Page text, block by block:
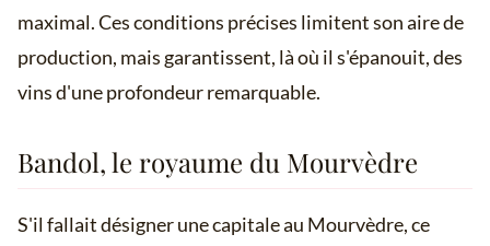
maximal. Ces conditions précises limitent son aire de
production, mais garantissent, là où il s'épanouit, des
vins d'une profondeur remarquable.
Bandol, le royaume du Mourvèdre
S'il fallait désigner une capitale au Mourvèdre, ce